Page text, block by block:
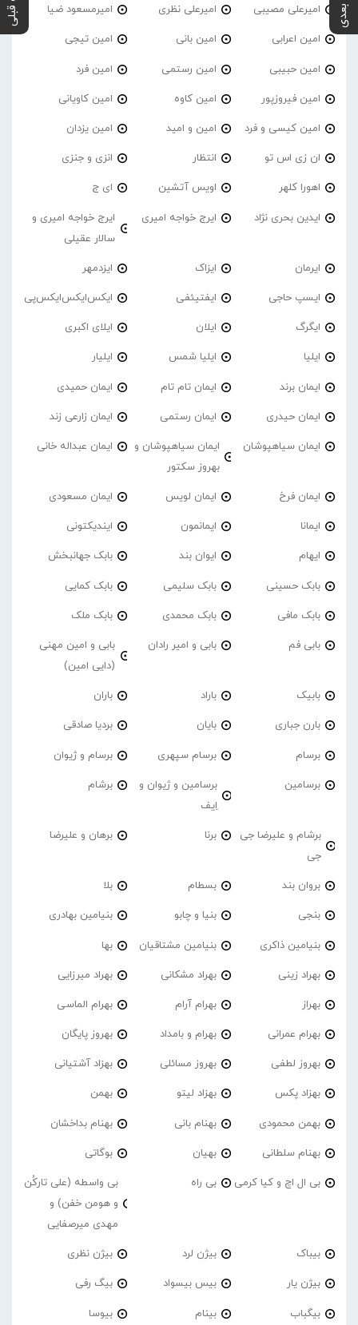
امیرعلی مصیبی امیرعلی نظری امیرمسعود ضیا
امین اعرابی امین بانی امین تیجی
امین حبیبی امین رستمی امین فرد
امین فیروزپور امین کاوه امین کاویانی
امین کیسی و فرد امین و امید امین یزدان
ان زی اس تو انتظار انزی و جنزی
اهورا کلهر اویس آتشین ای ج
ایدین بحری نژاد ایرج خواجه امیری
ایرج خواجه امیری و
سالار عقیلی
ایرمان ایزاک ایزدمهر
ایسپ حاجی ایفتیئفی ایکس‌ایکس‌ایکس‌پی
ایگرگ ایلان ایلای اکبری
ایلیا ایلیا شمس ایلیار
ایمان برند ایمان تام تام ایمان حمیدی
ایمان حیدری ایمان رستمی ایمان زارعی زند
ایمان سیاهپوشان
ایمان سیاهپوشان و
بهروز سکتور
ایمان عبداله خانی
ایمان فرخ ایمان لویس ایمان مسعودی
ایمانا ایمانمون ایندیکتونی
ایهام ایوان بند بابک جهانبخش
بابک حسینی بابک سلیمی بابک کمایی
بابک مافی بابک محمدی بابک ملک
بابی فم بابی و امیر رادان
بابی و امین مهنی
(دایی امین)
بابیک باراد باران
بارن جباری بایان بردیا صادقی
برسام برسام سپهری برسام و ژیوان
برسامین
برسامین و ژیوان و
اِیف
برشام
برشام و علیرضا جی
جی
برنا برهان و علیرضا
بروان بند بسطام بلا
بنجی بنیا و چابو بنیامین بهادری
بنیامین ذاکری بنیامین مشتاقیان بها
بهراد زینی بهراد مشکانی بهراد میرزایی
بهراز بهرام آرام بهرام الماسی
بهرام عمرانی بهرام و بامداد بهروز پایگان
بهروز لطفی بهروز مسائلی بهزاد آشتیانی
بهزاد پکس بهزاد لیتو بهمن
بهمن محمودی بهنام بانی بهنام بداخشان
بهنام سلطانی بهیان بوگاتی
بی ال اچ و کیا کرمی بی راه
بی واسطه (علی تارکُن
و هومن خفن) و
مهدی میرصفایی
بیباک بیژن لرد بیژن نظری
بیژن یار بیس بیسواد بیگ رفی
بیگباب بینام بیوسا